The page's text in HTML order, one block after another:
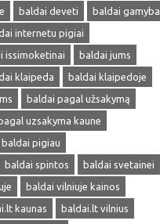
baldai deveti
baldai gamyba
internetu pigiai
issimoketinai
baldai jums
klaipeda
baldai klaipedoje
baldai pagal užsakymą
uzsakyma kaune
baldai pigiau
baldai spintos
baldai svetainei
baldai vilniuje kainos
kaunas
baldai.lt vilnius